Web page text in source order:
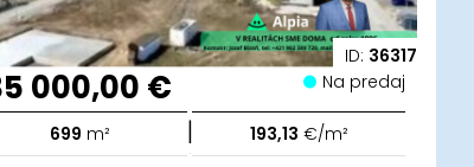
ID: 36317
000,00 € Na predaj
699 m² | 193,13 €/m²